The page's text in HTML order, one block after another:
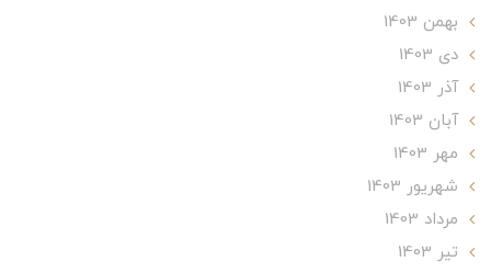
بهمن 1403
دی 1403
آذر 1403
آبان 1403
مهر 1403
شهریور 1403
مرداد 1403
تير 1403